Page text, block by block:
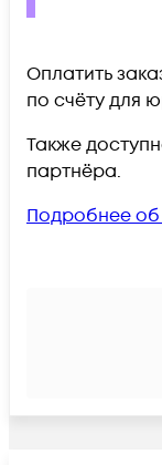
Оплатить
по счёту для
Также
партнёра.
Подробнее об